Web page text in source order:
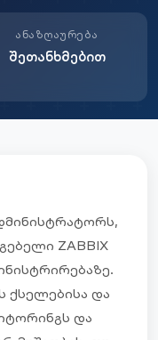
ᲐᲜᲐᲖᲦᲐᲣᲠᲔᲑᲐ
ᲨᲔᲗᲐᲜᲮᲛᲔᲑᲘᲗ
ZABBIX
ᲥᲡᲔᲚᲔᲑᲘᲡᲐ ᲓᲐ
ᲓᲐ